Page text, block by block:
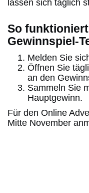
lassen sich täglich
So
Gewinnspiel-
Melden Sie
Öffnen Sie
an den
Sammeln Sie
Hauptgewinn.
Für den Online
Mitte November